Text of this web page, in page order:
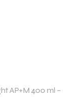
AP+M 400 ml –